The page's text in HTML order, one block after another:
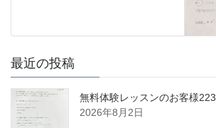
最近の投稿
無料体験レッスンのお客様223
2026年8月2日